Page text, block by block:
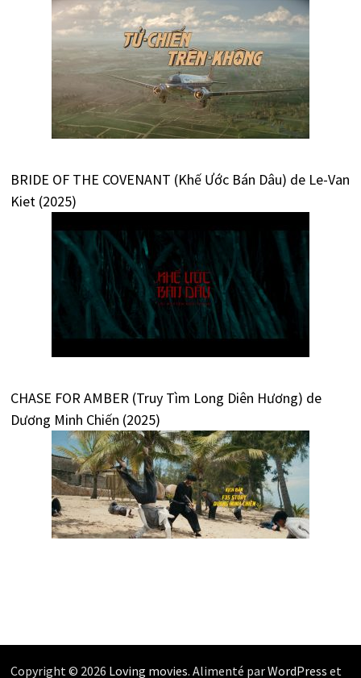
BRIDE OF THE COVENANT (Khế Ước Bán Dâu) de Le-Van
Kiet (2025)
CHASE FOR AMBER (Truy Tìm Long Diên Hương) de
Dương Minh Chiến (2025)
Copyright © 2026 Loving movies. Alimenté parWordPress et